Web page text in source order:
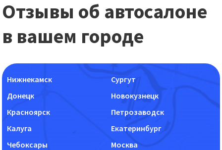
Отзывы об автосалоне
в вашем городе
Нижнекамск
Сургут
Донецк
Новокузнецк
Красноярск
Петрозаводск
Калуга
Екатеринбург
Чебоксары
Москва